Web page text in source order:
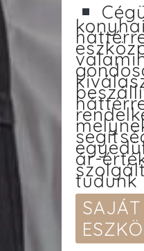
konyhai
ár-
tudunk
SAJÁT